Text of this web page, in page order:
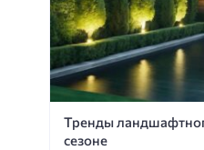
Тренды
сезоне